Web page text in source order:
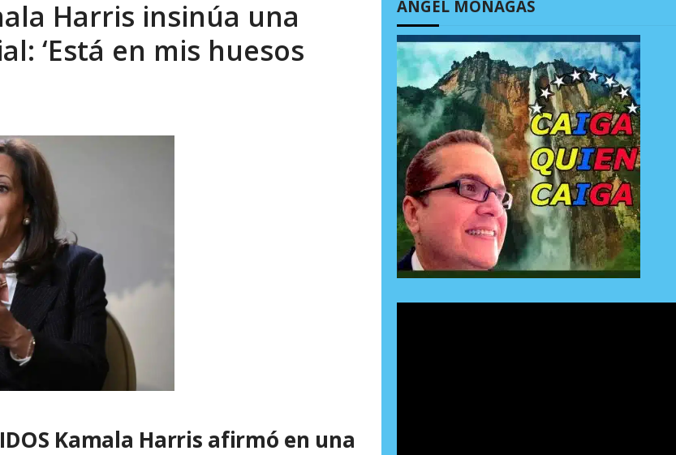
elecciones libres en Vene... AGOSTO 6, 2026
Harris insinúa una
‘Está en mis huesos
Kamala Harris afirmó en una
ÁNGEL MONAGAS